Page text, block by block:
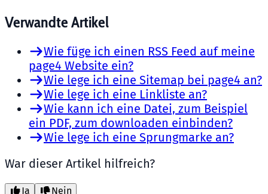
Verwandte Artikel
Wie füge ich einen RSS Feed auf meine
page4 Website ein?
Wie lege ich eine Sitemap bei page4 an?
Wie lege ich eine Linkliste an?
Wie kann ich eine Datei, zum Beispiel
ein PDF, zum downloaden einbinden?
Wie lege ich eine Sprungmarke an?
War dieser Artikel hilfreich?
Ja Nein